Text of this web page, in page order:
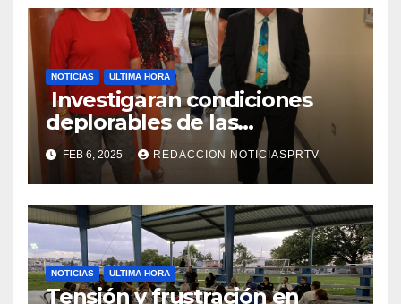
NOTICIAS ULTIMA HORA
Investigaran condiciones
deplorables de las
facilidades el Departamento
de la Salud en Mayagüez
FEB 6, 2025 REDACCION NOTICIASPRTV
NOTICIAS ULTIMA HORA
Tensión y frustración en